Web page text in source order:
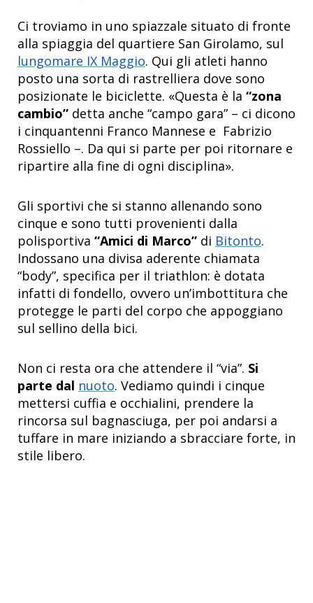
Ci troviamo in uno spiazzale situato di fronte
alla spiaggia del quartiere San Girolamo, sul
lungomare IX Maggio. Qui gli atleti hanno
posto una sorta di rastrelliera dove sono
posizionate le biciclette. «Questa è la “zona
cambio” detta anche “campo gara” – ci dicono
i cinquantenni Franco Mannese e Fabrizio
Rossiello –. Da qui si parte per poi ritornare e
ripartire alla fine di ogni disciplina».
Gli sportivi che si stanno allenando sono
cinque e sono tutti provenienti dalla
polisportiva “Amici di Marco” di Bitonto.
Indossano una divisa aderente chiamata
“body”, specifica per il triathlon: è dotata
infatti di fondello, ovvero un’imbottitura che
protegge le parti del corpo che appoggiano
sul sellino della bici.
Non ci resta ora che attendere il “via”. Si
parte dal nuoto. Vediamo quindi i cinque
mettersi cuffia e occhialini, prendere la
rincorsa sul bagnasciuga, per poi andarsi a
tuffare in mare iniziando a sbracciare forte, in
stile libero.